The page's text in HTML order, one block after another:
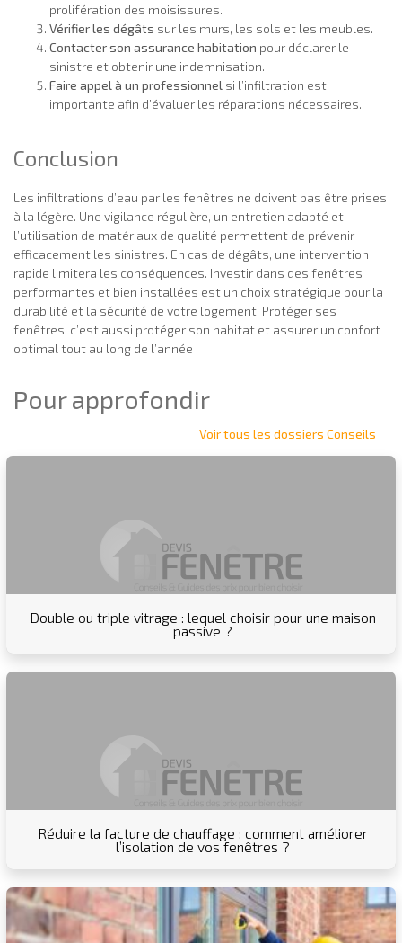
prolifération des moisissures.
Vérifier les dégâts sur les murs, les sols et les meubles.
Contacter son assurance habitation pour déclarer le
sinistre et obtenir une indemnisation.
Faire appel à un professionnel si l’infiltration est
importante afin d’évaluer les réparations nécessaires.
Conclusion
Les infiltrations d’eau par les fenêtres ne doivent pas être prises
à la légère. Une vigilance régulière, un entretien adapté et
l’utilisation de matériaux de qualité permettent de prévenir
efficacement les sinistres. En cas de dégâts, une intervention
rapide limitera les conséquences. Investir dans des fenêtres
performantes et bien installées est un choix stratégique pour la
durabilité et la sécurité de votre logement. Protéger ses
fenêtres, c’est aussi protéger son habitat et assurer un confort
optimal tout au long de l’année !
Pour approfondir
Voir tous les dossiers Conseils
Double ou triple vitrage : lequel choisir pour une maison
passive ?
Réduire la facture de chauffage : comment améliorer
l’isolation de vos fenêtres ?